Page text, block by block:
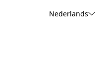
Nederlands